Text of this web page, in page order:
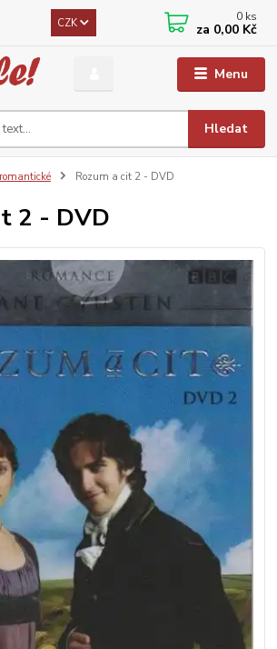
Menu
CZK
Hledat
0 ks
za 0,00 Kč
romantické Rozum a cit 2 - DVD
2 - DVD